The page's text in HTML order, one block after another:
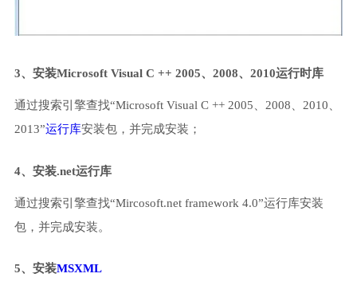
3、安装Microsoft Visual C ++ 2005、2008、2010运行时库
通过搜索引擎查找“Microsoft Visual C ++ 2005、2008、2010、
2013”运行库安装包，并完成安装；
4、安装.net运行库
通过搜索引擎查找“Mircosoft.net framework 4.0”运行库安装
包，并完成安装。
5、安装MSXML